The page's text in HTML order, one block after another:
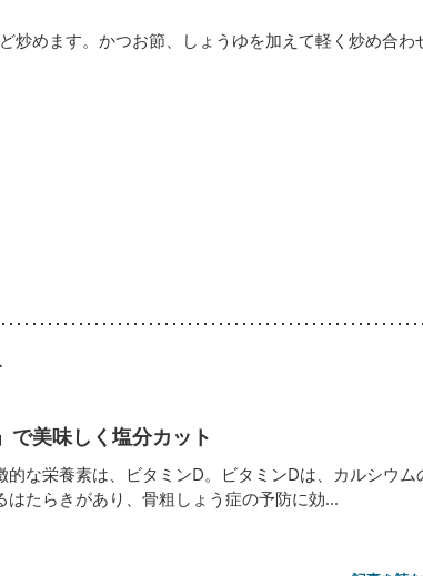
炒めます。かつお節、しょうゆを加えて軽く炒め合わ
で美味しく塩分カット
的な栄養素は、ビタミンD。ビタミンDは、カルシウム
はたらきがあり、骨粗しょう症の予防に効...